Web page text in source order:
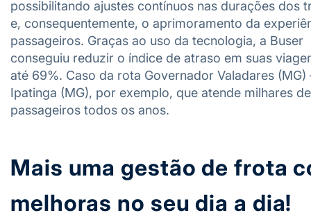
possibilitando ajustes contínuos nas durações dos
e, consequentemente, o aprimoramento da
passageiros. Graças ao uso da tecnologia, a Buser
conseguiu reduzir o índice de atraso em suas
até 69%. Caso da rota Governador Valadares (MG)
Ipatinga (MG), por exemplo, que atende milhares de
passageiros todos os anos.
Mais uma gestão de frota
melhoras no seu dia a dia!